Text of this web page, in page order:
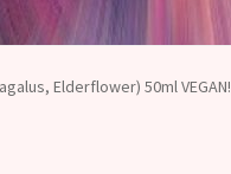
Elderflower) 50ml VEGAN!